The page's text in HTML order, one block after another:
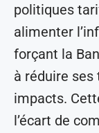
politiques
alimenter
forçant la
à réduire ses
impacts.
l’écart de